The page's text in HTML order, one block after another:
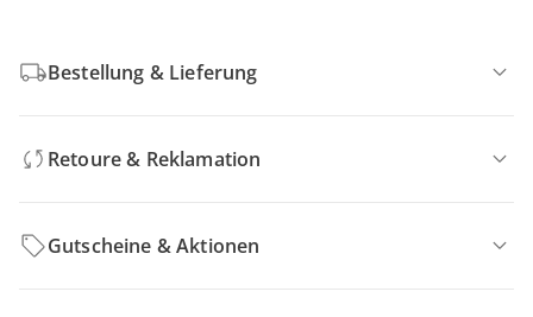
Bestellung & Lieferung
Retoure & Reklamation
Gutscheine & Aktionen